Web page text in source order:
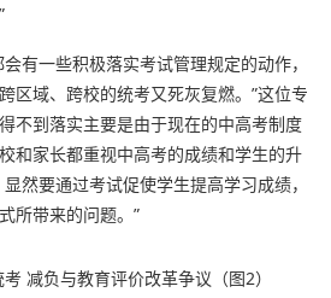
有一些积极落实考试管理规定的动作，
区域、跨校的统考又死灰复燃。”这位专
不到落实主要是由于现在的中高考制度
和家长都重视中高考的成绩和学生的升
然要通过考试促使学生提高学习成绩，
所带来的问题。”